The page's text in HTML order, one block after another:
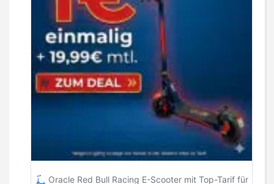
🛴 Oracle Red Bull Racing E-Scooter mit Top-Tarif für